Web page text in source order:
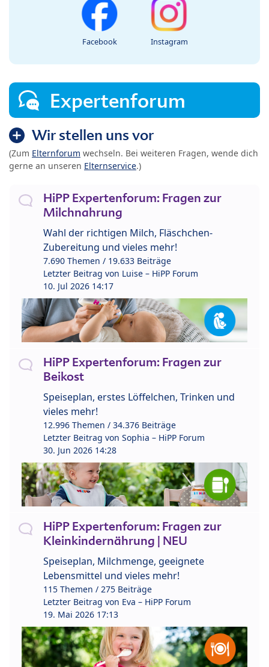
Facebook Instagram
Expertenforum
Wir stellen uns vor
(Zum Elternforum wechseln. Bei weiteren Fragen, wende dich
gerne an unseren Elternservice.)
HiPP Expertenforum: Fragen zur
Milchnahrung
Wahl der richtigen Milch, Fläschchen-
Zubereitung und vieles mehr!
7.690 Themen / 19.633 Beiträge
Letzter Beitrag von Luise – HiPP Forum
10. Jul 2026 14:17
HiPP Expertenforum: Fragen zur
Beikost
Speiseplan, erstes Löffelchen, Trinken und
vieles mehr!
12.996 Themen / 34.376 Beiträge
Letzter Beitrag von Sophia – HiPP Forum
30. Jun 2026 14:28
HiPP Expertenforum: Fragen zur
Kleinkindernährung | NEU
Speiseplan, Milchmenge, geeignete
Lebensmittel und vieles mehr!
115 Themen / 275 Beiträge
Letzter Beitrag von Eva – HiPP Forum
19. Mai 2026 17:13